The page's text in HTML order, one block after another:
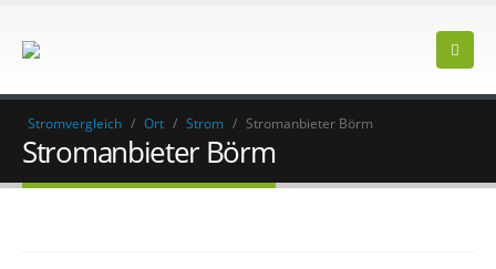
Stromvergleich / Ort / Strom / Stromanbieter Börm
Stromanbieter Börm